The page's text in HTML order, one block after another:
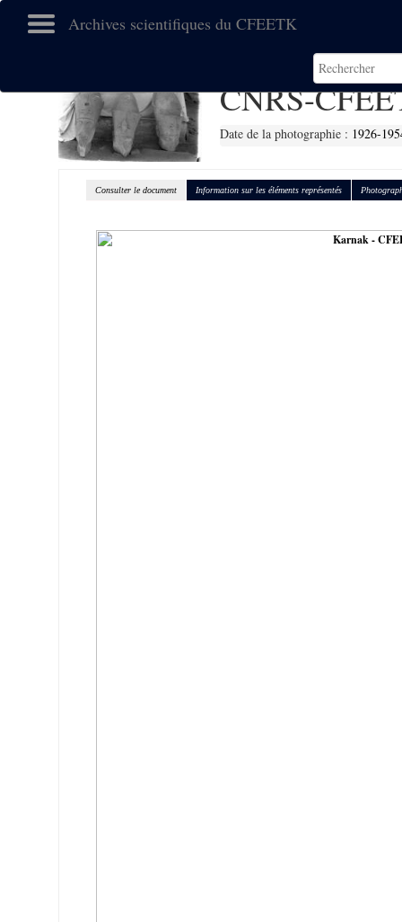
Archives scientifiques du CFEETK
CNRS-
Date de la photographie : 1926-
Consulter le document Information sur les éléments représentés